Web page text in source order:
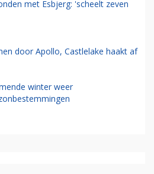
met Esbjerg: 'scheelt zeven
door Apollo, Castlelake haakt af
winter weer